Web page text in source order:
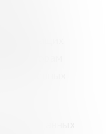
договорам